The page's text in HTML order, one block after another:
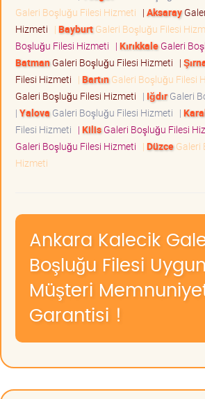
Galeri Boşluğu Filesi Hizmeti | Aksaray
Hizmeti | BayburtGaleri Boşluğu Filesi
Boşluğu Filesi Hizmeti | KırıkkaleGaleri
BatmanGaleri Boşluğu Filesi Hizmeti |
Filesi Hizmeti | BartınGaleri Boşluğu Filesi
Galeri Boşluğu Filesi Hizmeti | IğdırGaleri
| Yalova Galeri Boşluğu Filesi Hizmeti |
Filesi Hizmeti | KilisGaleri Boşluğu Filesi
Galeri Boşluğu Filesi Hizmeti | DüzceGaleri
Hizmeti
Ankara Kalecik
Boşluğu Filesi
Müşteri
Garantisi !